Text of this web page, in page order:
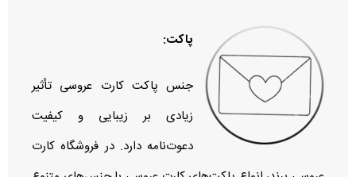
پاکت:
جنس پاکت کارت عروسی تأثیر
زیادی بر زیبایی و کیفیت
دعوت‌نامه دارد. در فروشگاه کارت